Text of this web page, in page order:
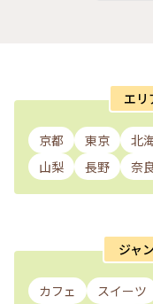
エリ
京都 東京 北
山梨
長野 奈
ジャ
カフェ スイーツ